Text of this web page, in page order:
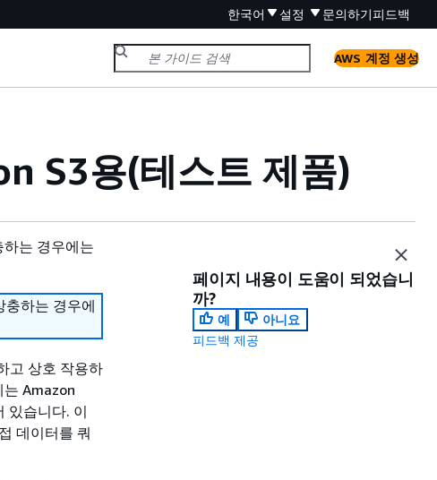
한국어 설정 문의하기피드백
AWS 계정 생성
S3용(테스트 제품)
는 경우에는
충하는 경우에
고 상호 작용하
Amazon
있습니다. 이
데이터를 쿼
페이지 내용이 도움이 되었습니
까?
예
아니요
피드백 제공